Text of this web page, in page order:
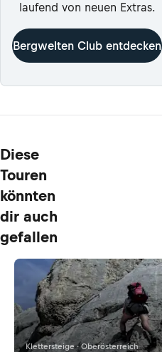
laufend von neuen Extras.
Bergwelten Club entdecken
Diese
Touren
könnten
dir auch
gefallen
Klettersteige · Oberösterreich